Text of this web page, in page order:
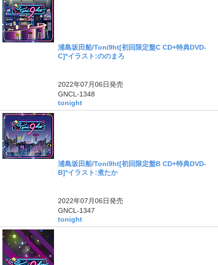
浦島坂田船/Toni9ht[初回限定盤C CD+特典DVD-
C]*イラスト:ののまろ
2022年07月06日発売
GNCL-1348
tonight
浦島坂田船/Toni9ht[初回限定盤B CD+特典DVD-
B]*イラスト:煮たか
2022年07月06日発売
GNCL-1347
tonight